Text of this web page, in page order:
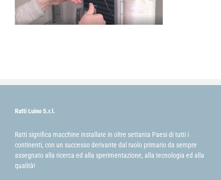
Ratti Luino S.r.l.
Ratti significa macchine installate in oltre settanta Paesi di tutti i
continenti, con un successo derivante dal ruolo primario da sempre
assegnato alla ricerca ed alla sperimentazione, alla tecnologia ed alla
qualità!